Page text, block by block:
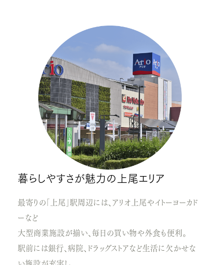
暮らしやすさが魅力の上尾エリア
最寄りの「上尾」駅周辺には、アリオ上尾やイトーヨーカド
ーなど
大型商業施設が揃い、毎日の買い物や外食も便利。
駅前には銀行、病院、ドラッグストアなど生活に欠かせな